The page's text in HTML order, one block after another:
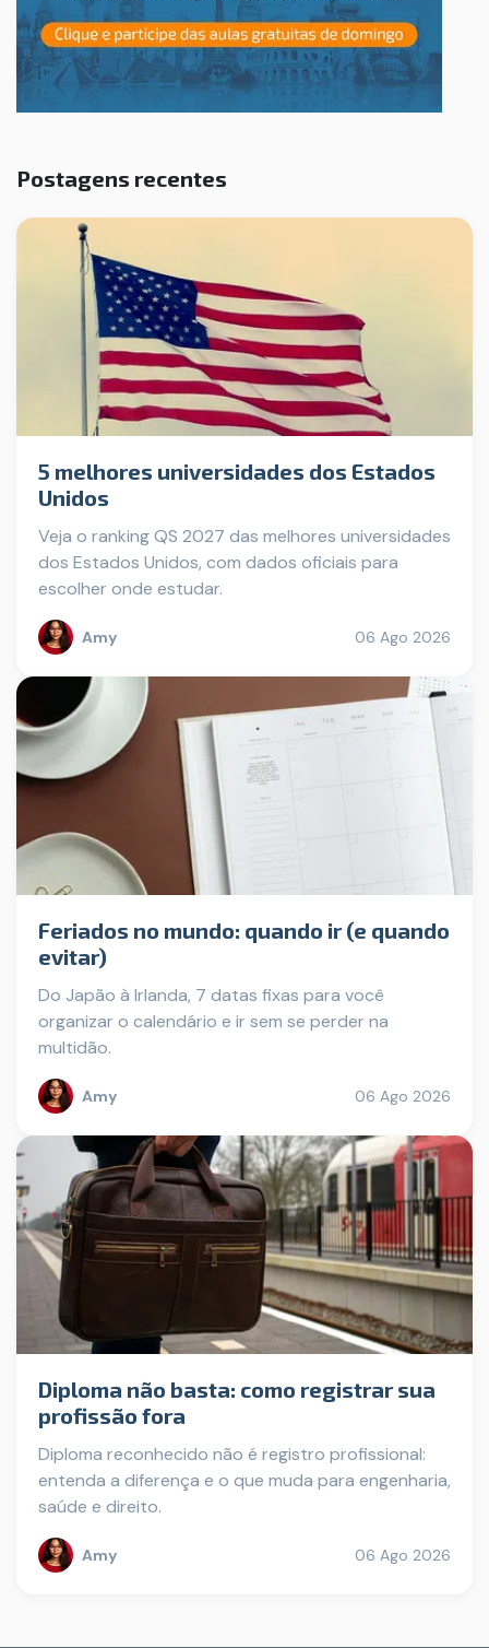
Postagens recentes
5 melhores universidades dos Estados
Unidos
Veja o ranking QS 2027 das melhores universidades
dos Estados Unidos, com dados oficiais para
escolher onde estudar.
Amy 06 Ago 2026
Feriados no mundo: quando ir (e quando
evitar)
Do Japão à Irlanda, 7 datas fixas para você
organizar o calendário e ir sem se perder na
multidão.
Amy 06 Ago 2026
Diploma não basta: como registrar sua
profissão fora
Diploma reconhecido não é registro profissional:
entenda a diferença e o que muda para engenharia,
saúde e direito.
Amy 06 Ago 2026